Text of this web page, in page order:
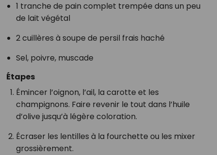
1 tranche de pain complet trempée dans un peu
de lait végétal
2 cuillères à soupe de persil frais haché
Sel, poivre, muscade
Étapes
Émincer l’oignon, l’ail, la carotte et les
champignons. Faire revenir le tout dans l’huile
d’olive jusqu’à légère coloration.
Écraser les lentilles à la fourchette ou les mixer
grossièrement.